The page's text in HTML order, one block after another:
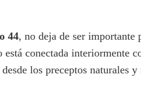
44, no deja de ser
está conectada interiormente
los preceptos naturales